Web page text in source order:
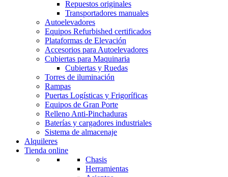
Repuestos originales
Transportadores manuales
Autoelevadores
Equipos Refurbished certificados
Plataformas de Elevación
Accesorios para Autoelevadores
Cubiertas para Maquinaria
Cubiertas y Ruedas
Torres de iluminación
Rampas
Puertas Logísticas y Frigoríficas
Equipos de Gran Porte
Relleno Anti-Pinchaduras
Baterías y cargadores industriales
Sistema de almacenaje
Alquileres
Tienda online
Chasis
Herramientas